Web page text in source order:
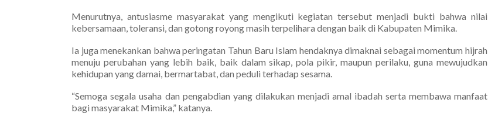
Menurutnya, antusiasme masyarakat yang mengikuti kegiatan tersebut menjadi bukti bahwa nilai
kebersamaan, toleransi, dan gotong royong masih terpelihara dengan baik di Kabupaten Mimika.
Ia juga menekankan bahwa peringatan Tahun Baru Islam hendaknya dimaknai sebagai momentum hijrah
menuju perubahan yang lebih baik, baik dalam sikap, pola pikir, maupun perilaku, guna mewujudkan
kehidupan yang damai, bermartabat, dan peduli terhadap sesama.
“Semoga segala usaha dan pengabdian yang dilakukan menjadi amal ibadah serta membawa manfaat
bagi masyarakat Mimika,” katanya.